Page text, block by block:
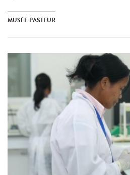
MUSÉE PASTEUR